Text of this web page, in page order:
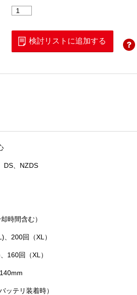
ド
ッ
対
機
＋
検討リストに追加する
DS、NZDS
時間含む）
、200回（XL）
160回（XL）
ッテリ装着時）